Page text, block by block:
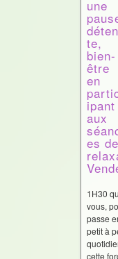
une
déten
te,
bien-
être
en
ipant
aux
es de
1H30
vous,
passe
petit à
cette